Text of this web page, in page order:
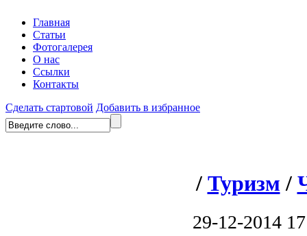
Главная
Статьи
Фотогалерея
О нас
Ссылки
Контакты
Сделать стартовой Добавить в избранное
/ Туризм /
29-12-2014